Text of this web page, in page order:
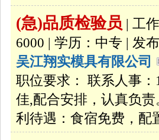
(急)品质检验员 | 工
6000 | 学历：中专 | 发
吴江翔实模具有限公司
职位要求： 联系人事
佳,配合安排，认真负
利待遇：食宿免费，配